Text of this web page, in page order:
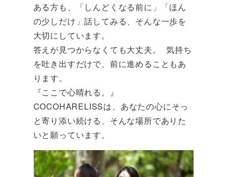
ある方も、「しんどくなる前に」「ほん
の少しだけ」話してみる、そんな一歩を
大切にしています。
答えが見つからなくても大丈夫。 気持ち
を吐き出すだけで、前に進めることもあ
ります。
『ここで心晴れる。』
COCOHARELISSは、あなたの心にそっ
と寄り添い続ける、そんな場所でありた
いと願っています。